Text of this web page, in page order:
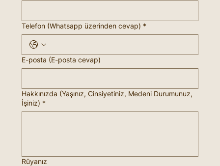
Telefon (Whatsapp üzerinden cevap) *
E-posta (E-posta cevap)
Hakkınızda (Yaşınız, Cinsiyetiniz, Medeni Durumunuz,
İşiniz) *
Rüyanız